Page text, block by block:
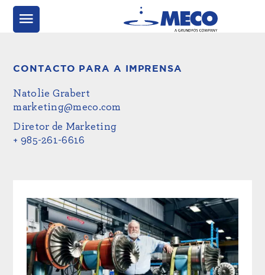
CONTACTO PARA A IMPRENSA
Natolie Grabert
marketing@meco.com
Diretor de Marketing
+ 985-261-6616